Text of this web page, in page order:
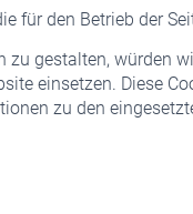
für den Betrieb der
gestalten, würden
einsetzen. Diese
zu den